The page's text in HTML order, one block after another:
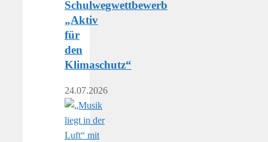
Schulwegwettbewerb
„Aktiv
für
den
Klimaschutz“
24.07.2026